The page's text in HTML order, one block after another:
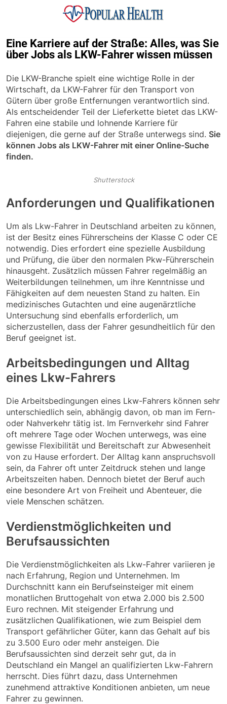
Popular Health
Eine Karriere auf der Straße: Alles, was Sie
über Jobs als LKW-Fahrer wissen müssen
Die LKW-Branche spielt eine wichtige Rolle in der
Wirtschaft, da LKW-Fahrer für den Transport von
Gütern über große Entfernungen verantwortlich sind.
Als entscheidender Teil der Lieferkette bietet das LKW-
Fahren eine stabile und lohnende Karriere für
diejenigen, die gerne auf der Straße unterwegs sind. Sie
können Jobs als LKW-Fahrer mit einer Online-Suche
finden.
Shutterstock
Anforderungen und Qualifikationen
Um als Lkw-Fahrer in Deutschland arbeiten zu können,
ist der Besitz eines Führerscheins der Klasse C oder CE
notwendig. Dies erfordert eine spezielle Ausbildung
und Prüfung, die über den normalen Pkw-Führerschein
hinausgeht. Zusätzlich müssen Fahrer regelmäßig an
Weiterbildungen teilnehmen, um ihre Kenntnisse und
Fähigkeiten auf dem neuesten Stand zu halten. Ein
medizinisches Gutachten und eine augenärztliche
Untersuchung sind ebenfalls erforderlich, um
sicherzustellen, dass der Fahrer gesundheitlich für den
Beruf geeignet ist.
Arbeitsbedingungen und Alltag
eines Lkw-Fahrers
Die Arbeitsbedingungen eines Lkw-Fahrers können sehr
unterschiedlich sein, abhängig davon, ob man im Fern-
oder Nahverkehr tätig ist. Im Fernverkehr sind Fahrer
oft mehrere Tage oder Wochen unterwegs, was eine
gewisse Flexibilität und Bereitschaft zur Abwesenheit
von zu Hause erfordert. Der Alltag kann anspruchsvoll
sein, da Fahrer oft unter Zeitdruck stehen und lange
Arbeitszeiten haben. Dennoch bietet der Beruf auch
eine besondere Art von Freiheit und Abenteuer, die
viele Menschen schätzen.
Verdienstmöglichkeiten und
Berufsaussichten
Die Verdienstmöglichkeiten als Lkw-Fahrer variieren je
nach Erfahrung, Region und Unternehmen. Im
Durchschnitt kann ein Berufseinsteiger mit einem
monatlichen Bruttogehalt von etwa 2.000 bis 2.500
Euro rechnen. Mit steigender Erfahrung und
zusätzlichen Qualifikationen, wie zum Beispiel dem
Transport gefährlicher Güter, kann das Gehalt auf bis
zu 3.500 Euro oder mehr ansteigen. Die
Berufsaussichten sind derzeit sehr gut, da in
Deutschland ein Mangel an qualifizierten Lkw-Fahrern
herrscht. Dies führt dazu, dass Unternehmen
zunehmend attraktive Konditionen anbieten, um neue
Fahrer zu gewinnen.